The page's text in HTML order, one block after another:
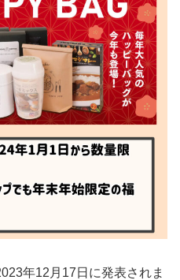
年12月17日に発表されま